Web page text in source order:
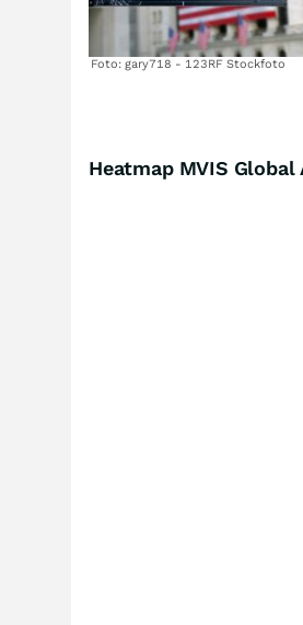
Foto: gary718 - 123RF Stockfoto
Heatmap MVIS